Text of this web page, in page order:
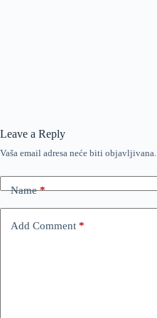
Leave a Reply
Vaša email adresa neće biti objavljivana.
Name*
Add Comment *